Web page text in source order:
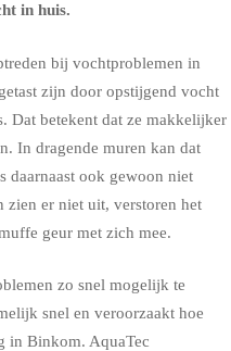
in huis.
bij vochtproblemen in
zijn door opstijgend vocht
Dat betekent dat ze makkelijker
In dragende muren kan dat
daarnaast ook gewoon niet
er niet uit, verstoren het
geur met zich mee.
zo snel mogelijk te
snel en veroorzaakt hoe
in Binkom. AquaTec